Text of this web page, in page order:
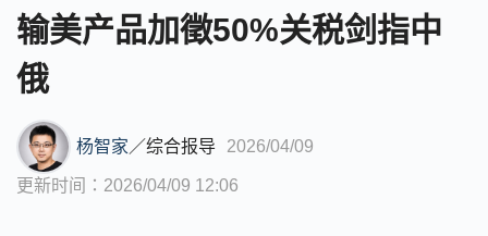
输美产品加徵50%关税剑指中
俄
杨智家 ／综合报导 2026/04/09
更新时间：2026/04/09 12:06